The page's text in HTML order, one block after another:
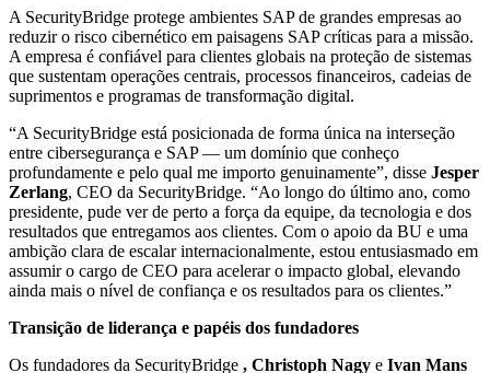
A SecurityBridge protege ambientes SAP de grandes empresas ao
reduzir o risco cibernético em paisagens SAP críticas para a missão.
A empresa é confiável para clientes globais na proteção de sistemas
que sustentam operações centrais, processos financeiros, cadeias de
suprimentos e programas de transformação digital.
“A SecurityBridge está posicionada de forma única na interseção
entre cibersegurança e SAP — um domínio que conheço
profundamente e pelo qual me importo genuinamente”, disse Jesper
Zerlang, CEO da SecurityBridge. “Ao longo do último ano, como
presidente, pude ver de perto a força da equipe, da tecnologia e dos
resultados que entregamos aos clientes. Com o apoio da BU e uma
ambição clara de escalar internacionalmente, estou entusiasmado em
assumir o cargo de CEO para acelerar o impacto global, elevando
ainda mais o nível de confiança e os resultados para os clientes.”
Transição de liderança e papéis dos fundadores
Os fundadores da SecurityBridge , Christoph Nagy e Ivan Mans